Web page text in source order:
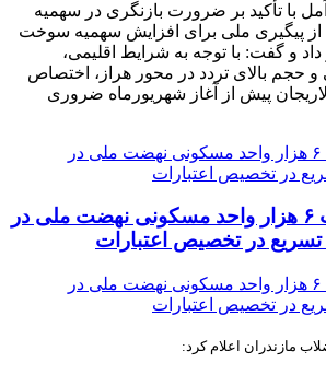
با تأکید بر ضرورت بازنگری در سهمیه
پیگیری ملی برای افزایش سهمیه سوخت
و گفت: با توجه به شرایط اقلیمی،
حجم بالای تردد در محور هراز، اختصاص
پیش از آغاز شهریورماه ضروری
تأمین آب و فاضلاب ۶ هزار واحد مسکونی نهضت ملی در
در تخصیص اعتبارات
مازندران اعلام کرد: